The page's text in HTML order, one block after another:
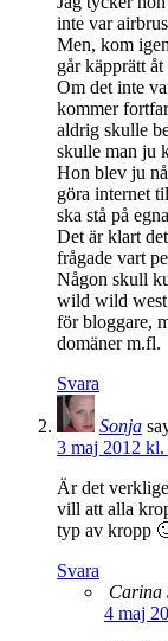
inte var
Men, kom
går käpprätt
Om det inte
kommer
aldrig skulle
skulle man ju
Hon blev ju
göra internet
ska stå på
Det är klart
frågade vart
Någon skull
wild wild
för bloggare,
domäner m.fl.
Svara
Sonja
3 maj 2012 kl.
Är det
vill att alla
typ av kropp
Svara
Carina
4 maj